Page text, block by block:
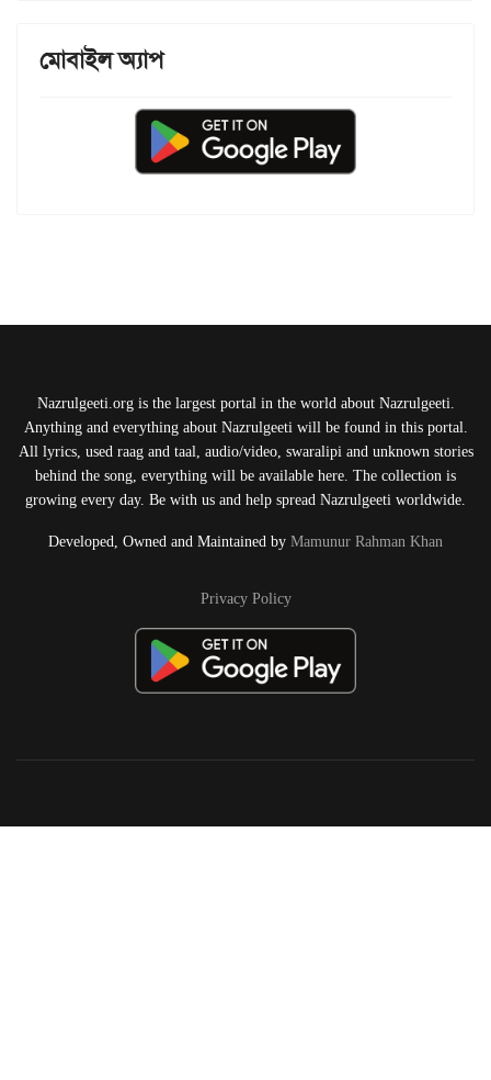
মোবাইল অ্যাপ
Nazrulgeeti.org is the largest portal in the world about Nazrulgeeti.
Anything and everything about Nazrulgeeti will be found in this portal.
All lyrics, used raag and taal, audio/video, swaralipi and unknown stories
behind the song, everything will be available here. The collection is
growing every day. Be with us and help spread Nazrulgeeti worldwide.
Developed, Owned and Maintained by Mamunur Rahman Khan
Privacy Policy